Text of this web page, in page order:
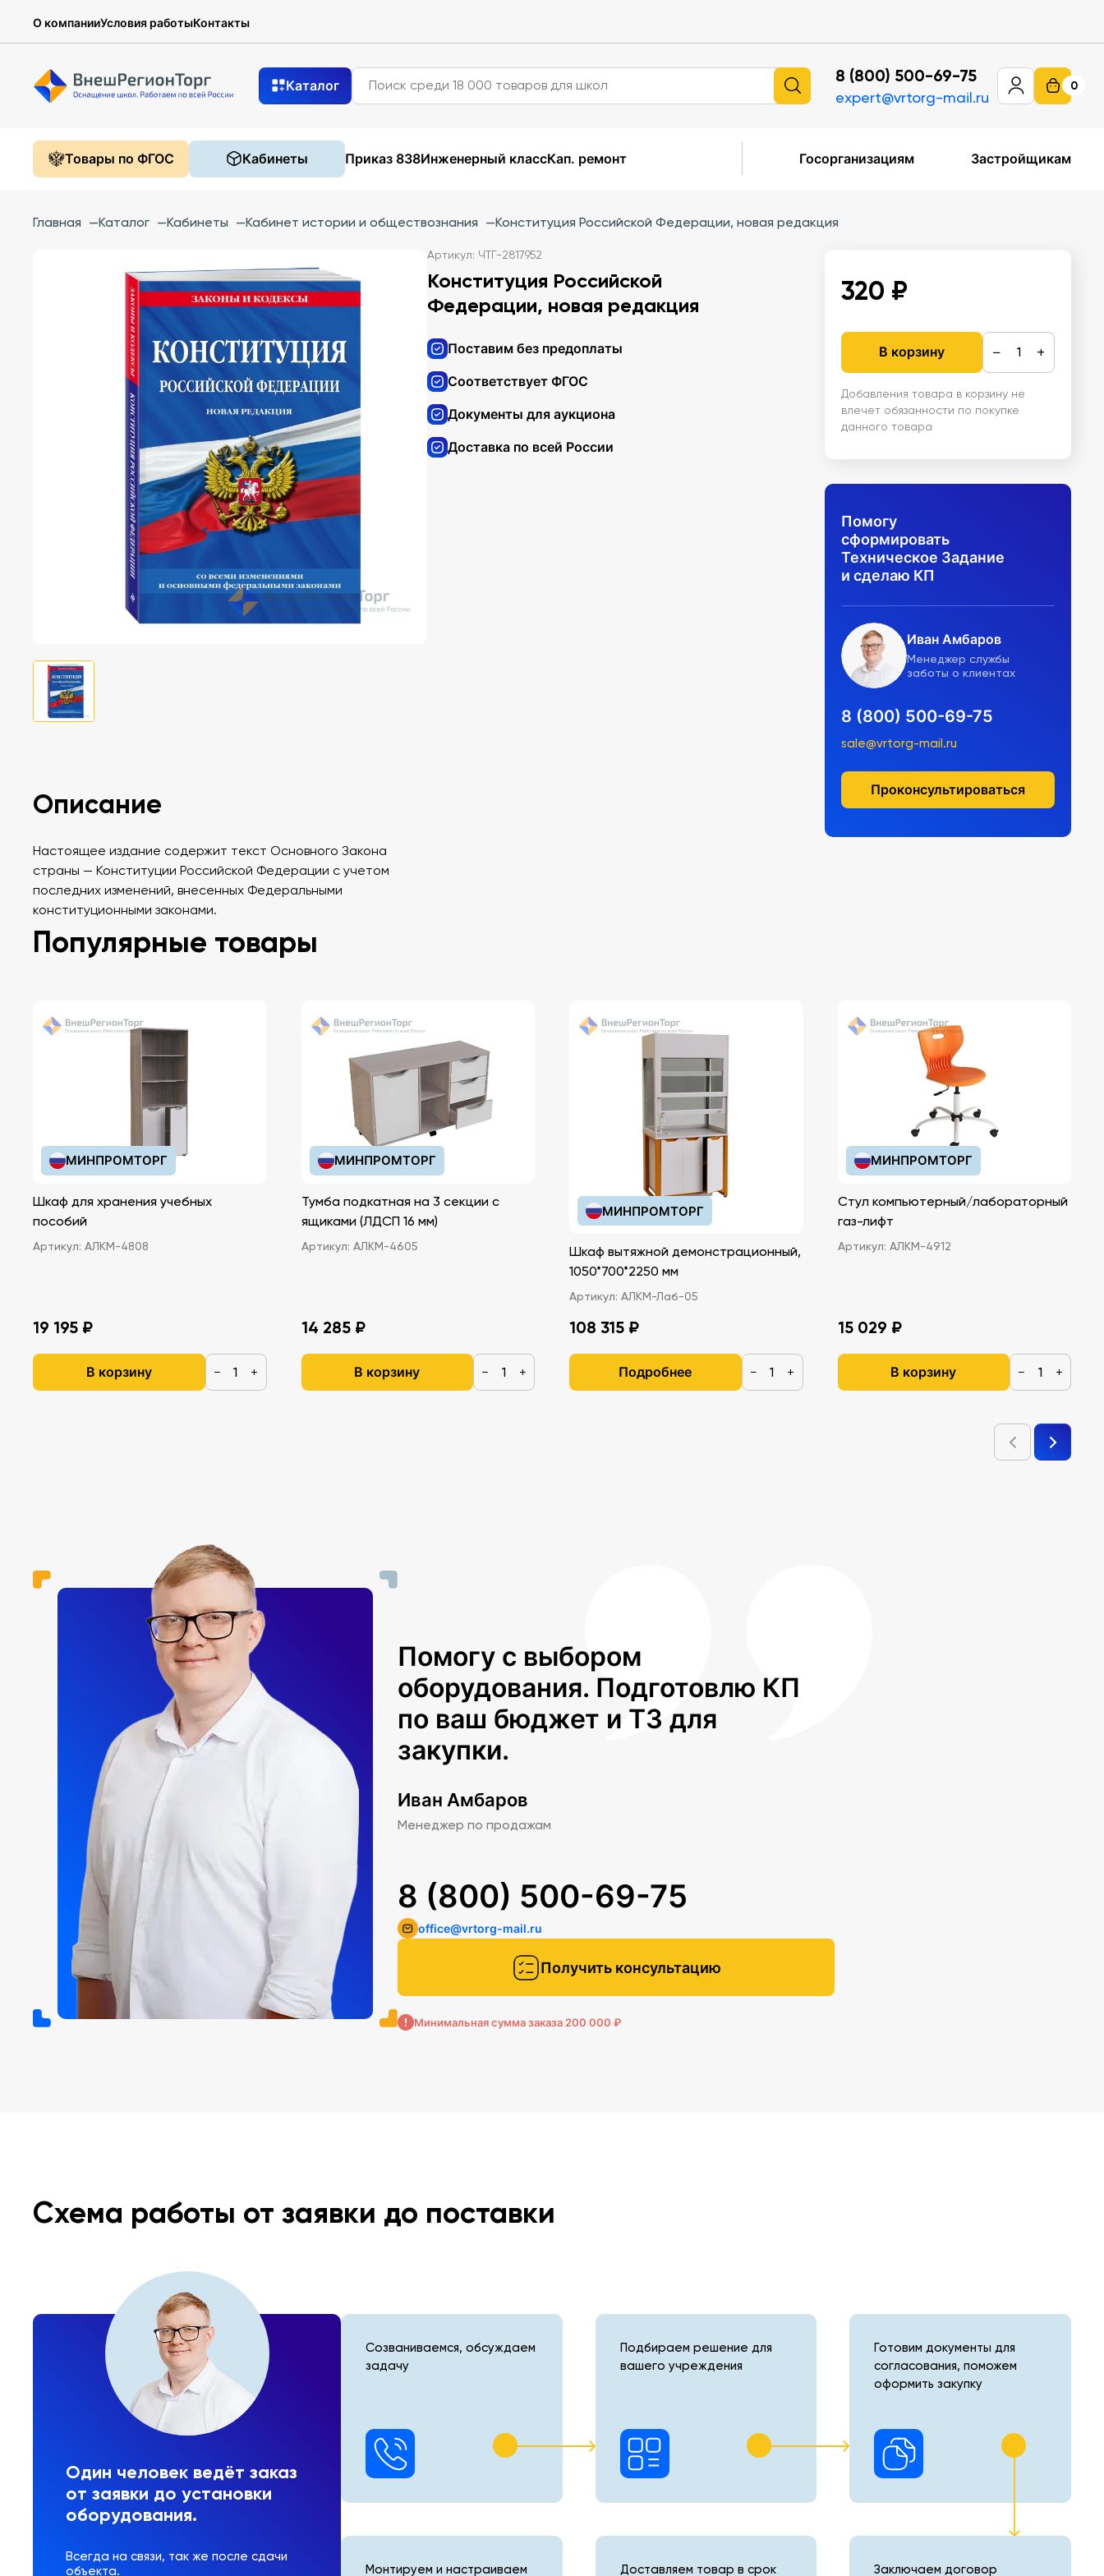
О компанииУсловия работыКонтакты
Каталог 8 (800) 500-69-75
expert@vrtorg-mail.ru
0
Товары по ФГОС Кабинеты Приказ 838Инженерный классКап. ремонт Госорганизациям Застройщикам
Главная —Каталог —Кабинеты —Кабинет истории и обществознания —Конституция Российской Федерации, новая редакция
Артикул: ЧТГ-2817952
Конституция Российской
Федерации, новая редакция
Поставим без предоплаты
Соответствует ФГОС
Документы для аукциона
Доставка по всей России
320 ₽
В корзину − +
Добавления товара в корзину не
влечет обязанности по покупке
данного товара
Помогу
сформировать
Техническое Задание
и сделаю КП
Иван Амбаров
Менеджер службы
заботы о клиентах
8 (800) 500-69-75
sale@vrtorg-mail.ru
Проконсультироваться
Описание
Настоящее издание содержит текст Основного Закона
страны — Конституции Российской Федерации с учетом
последних изменений, внесенных Федеральными
конституционными законами.
Популярные товары
МИНПРОМТОРГ
Шкаф для хранения учебных
пособий
Артикул: АЛКМ-4808
19 195 ₽
В корзину − +
МИНПРОМТОРГ
Тумба подкатная на 3 секции с
ящиками (ЛДСП 16 мм)
Артикул: АЛКМ-4605
14 285 ₽
В корзину − +
МИНПРОМТОРГ
Шкаф вытяжной демонстрационный,
1050*700*2250 мм
Артикул: АЛКМ-Лаб-05
108 315 ₽
Подробнее − +
МИНПРОМТОРГ
Стул компьютерный/лабораторный
газ-лифт
Артикул: АЛКМ-4912
15 029 ₽
В корзину − +
Помогу с выбором
оборудования. Подготовлю КП
по ваш бюджет и ТЗ для
закупки.
Иван Амбаров
Менеджер по продажам
Получить консультацию
8 (800) 500-69-75
office@vrtorg-mail.ru
Минимальная сумма заказа 200 000 ₽
Схема работы от заявки до поставки
Один человек ведёт заказ
от заявки до установки
оборудования.
Всегда на связи, так же после сдачи
объекта.
Созваниваемся, обсуждаем
задачу
Подбираем решение для
вашего учреждения
Готовим документы для
согласования, поможем
оформить закупку
Монтируем и настраиваем Доставляем товар в срок Заключаем договор